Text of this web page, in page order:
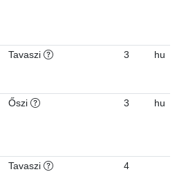
Tavaszi 3 hu
Őszi 3 hu
Tavaszi 4